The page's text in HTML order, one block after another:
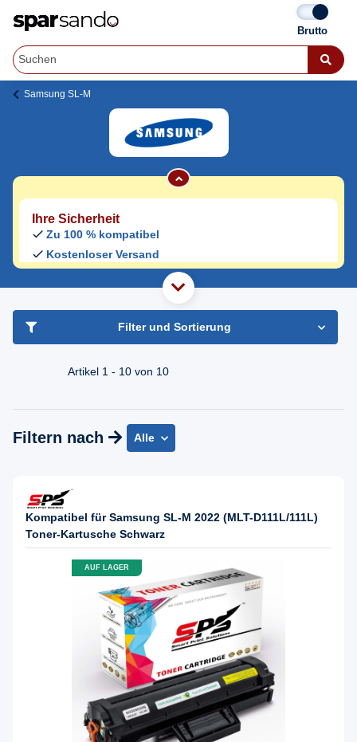
Samsung SL-M
Samsung SL-M 2022 Toner
Jetzt originale & kompatible Samsung SL-M
günstig bei Sparsando kaufen.
Den Druckerhersteller und das Druckermodell auf Sparsando.de
auswählen und unkompliziert von zu Hause aus bestellen und
Ihre Sicherheit
Zu 100 % kompatibel
Kostenloser Versand
Freundlicher Support & Beratung
+49 30 2354 3969
Filter und Sortierung
Artikel 1 - 10 von 10
Filtern nach Alle
Kompatibel für Samsung SL-M 2022 (MLT-D111L/111L)
Toner-Kartusche Schwarz
AUF LAGER